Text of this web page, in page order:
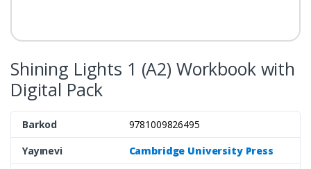
Shining Lights 1 (A2) Workbook with
Digital Pack
Barkod
9781009826495
Yayınevi
Cambridge University Press